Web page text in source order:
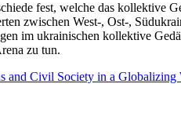
fest, welche das kollektive
zwischen West-, Ost-,
im ukrainischen kollektive
zu tun.
and Civil Society in a